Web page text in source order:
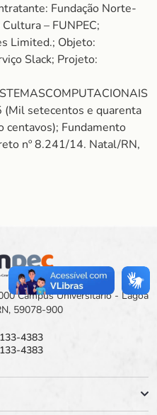
Fundação Norte-
– FUNPEC;
Limited.; Objeto:
Slack; Projeto:
setecentos e quarenta
centavos); Fundamento
nº 8.241/14. Natal/RN,
Campus Universitário - Lagoa
59078-900
4383
4383